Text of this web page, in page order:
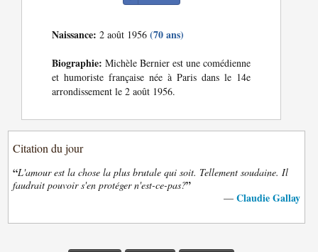
Naissance: 2 août 1956(70 ans)
Biographie: Michèle Bernier est une comédienne
et humoriste française née à Paris dans le 14e
arrondissement le 2 août 1956.
Citation du jour
“L'amour est la chose la plus brutale qui soit. Tellement soudaine. Il
faudrait pouvoir s'en protéger n'est-ce-pas?”
— Claudie Gallay